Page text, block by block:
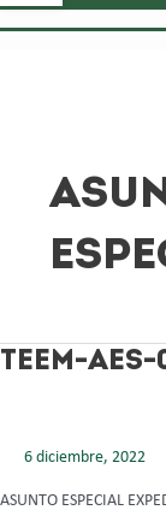
TEEM-
6 diciembre, 2022
ASUNTO ESPECIAL
TEEM-